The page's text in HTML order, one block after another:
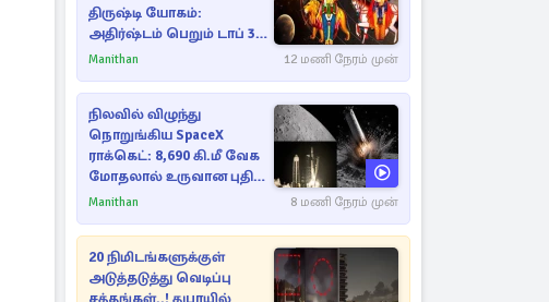
திருஷ்டி யோகம்:
அதிர்ஷ்டம் பெறும் டாப் 3
ராசிகள்!
Manithan 12 மணி நேரம் முன்
நிலவில் விழுந்து
நொறுங்கிய SpaceX
ராக்கெட்: 8,690 கி.மீ வேக
மோதலால் உருவான புதிய
பள்ளம்!
Manithan 8 மணி நேரம் முன்
20 நிமிடங்களுக்குள்
அடுத்தடுத்து வெடிப்பு